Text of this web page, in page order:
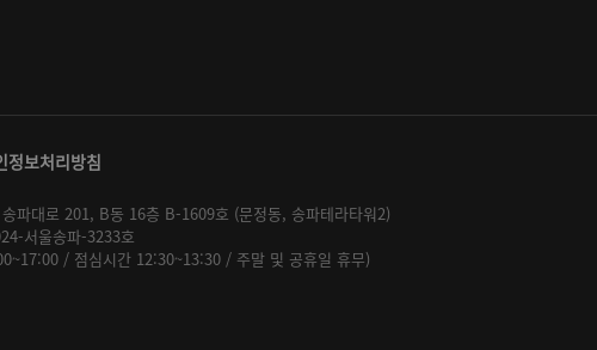
정보처리방침
파대로 201, B동 16층 B-1609호 (문정동, 송파테라타워2)
서울송파-3233호
/ 점심시간 12:30~13:30 / 주말 및 공휴일 휴무)